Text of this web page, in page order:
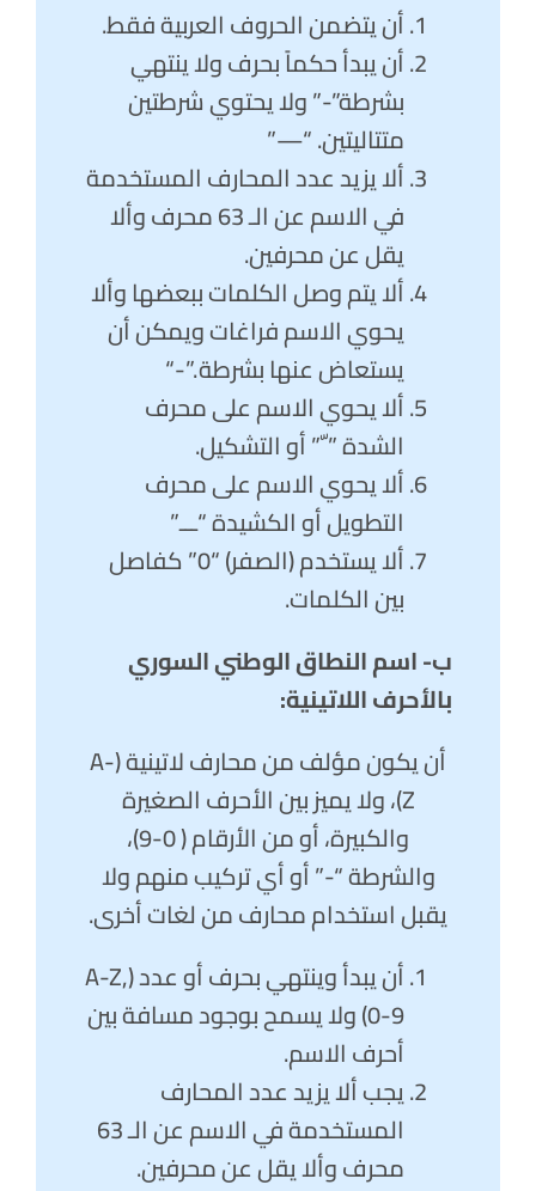
أن يتضمن الحروف العربية فقط.
أن يبدأ حكماً بحرف ولا ينتهي
بشرطة”-” ولا يحتوي شرطتين
متتاليتين. “—”
ألا يزيد عدد المحارف المستخدمة
في الاسم عن الـ 63 محرف وألا
يقل عن محرفين.
ألا يتم وصل الكلمات ببعضها وألا
يحوي الاسم فراغات ويمكن أن
يستعاض عنها بشرطة .”-“
ألا يحوي الاسم على محرف
الشدة ” ّ” أو التشكيل.
ألا يحوي الاسم على محرف
التطويل أو الكشيدة “ـــ”
ألا يستخدم (الصفر) “0” كفاصل
بين الكلمات.
ب‌- اسم النطاق الوطني السوري
بالأحرف اللاتينية:
أن يكون مؤلف من محارف لاتينية (A-
Z)، ولا يميز بين الأحرف الصغيرة
والكبيرة، أو من الأرقام ( 0-9)،
والشرطة “-” أو أي تركيب منهم ولا
يقبل استخدام محارف من لغات أخرى.
أن يبدأ وينتهي بحرف أو عدد (A-Z,
0-9) ولا يسمح بوجود مسافة بين
أحرف الاسم.
يجب ألا يزيد عدد المحارف
المستخدمة في الاسم عن الـ 63
محرف وألا يقل عن محرفين.